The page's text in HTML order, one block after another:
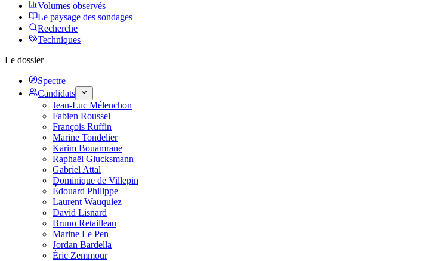
Volumes observés
Le paysage des sondages
Recherche
Techniques
Le dossier
Spectre
Candidats
Jean-Luc Mélenchon
Fabien Roussel
François Ruffin
Marine Tondelier
Karim Bouamrane
Raphaël Glucksmann
Gabriel Attal
Dominique de Villepin
Édouard Philippe
Laurent Wauquiez
David Lisnard
Bruno Retailleau
Marine Le Pen
Jordan Bardella
Éric Zemmour